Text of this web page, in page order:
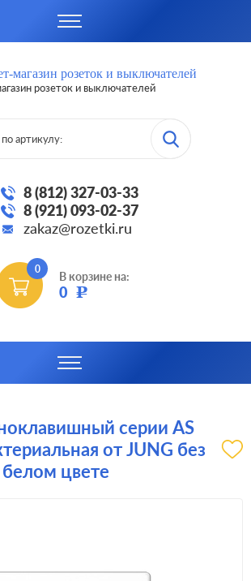
розеток и выключателей
8 (812) 327-03-33
8 (921) 093-02-37
zakaz@rozetki.ru
0
В корзине на:
0 Р
серии AS
от JUNG без
цвете